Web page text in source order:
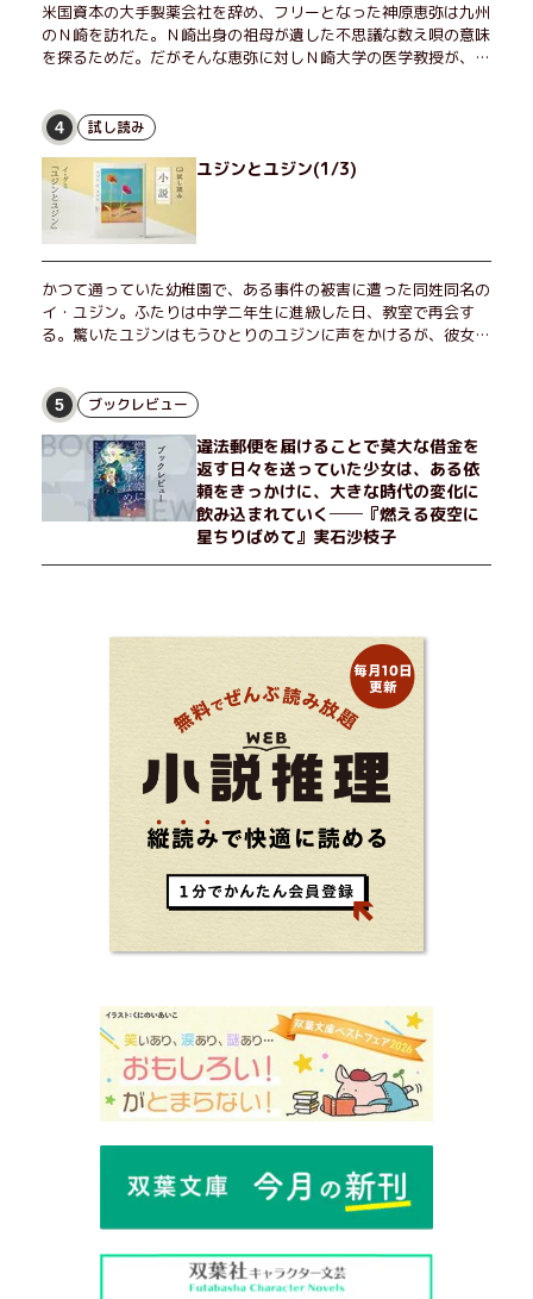
米国資本の大手製薬会社を辞め、フリーとなった神原恵弥は九州
のＮ崎を訪れた。Ｎ崎出身の祖母が遺した不思議な数え唄の意味
を探るためだ。だがそんな恵弥に対しＮ崎大学の医学教授が、米
恵弥は、まるで影のような存在の博士とまみえることはできるの
か？ そして、唄の歌詞「かたむくマリア」に込められた秘密と
は？ 謎めいたラストが鮮烈な余韻を残すシリーズ第四作！
4 試し読み
ユジンとユジン(1/3)
かつて通っていた幼稚園で、ある事件の被害に遭った同姓同名の
イ・ユジン。ふたりは中学二年生に進級した日、教室で再会す
る。驚いたユジンはもうひとりのユジンに声をかけるが、彼女は
トセラー小説の邦訳版。
5 ブックレビュー
違法郵便を届けることで莫大な借金を
返す日々を送っていた少女は、ある依
頼をきっかけに、大きな時代の変化に
飲み込まれていく──『燃える夜空に
星ちりばめて』実石沙枝子